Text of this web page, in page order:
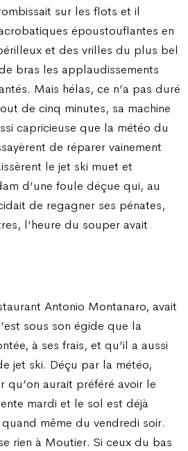
sur les flots et il
époustouflantes en
et des vrilles du plus bel
bras les applaudissements
Mais hélas, ce n’a pas duré
de cinq minutes, sa machine
capricieuse que la météo du
de réparer vainement
le jet ski muet et
d’une foule déçue qui, au
de regagner ses pénates,
l’heure du souper avait
Antonio Montanaro, avait
sous son égide que la
à ses frais, et qu’il a aussi
jet ski. Déçu par la météo,
qu’on aurait préféré avoir le
mardi et le sol est déjà
même du vendredi soir.
rien à Moutier. Si ceux du bas